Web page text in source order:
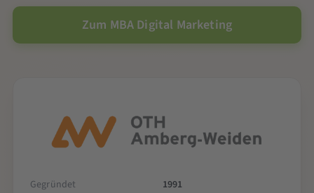
Zum MBA Digital Marketing
Gegründet
1991